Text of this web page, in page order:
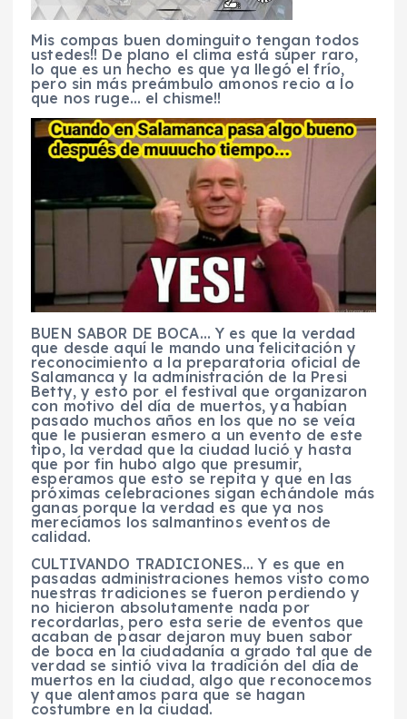
Mis compas buen dominguito tengan todos
ustedes!! De plano el clima está súper raro,
lo que es un hecho es que ya llegó el frío,
pero sin más preámbulo amonos recio a lo
que nos ruge… el chisme!!
BUEN SABOR DE BOCA… Y es que la verdad
que desde aquí le mando una felicitación y
reconocimiento a la preparatoria oficial de
Salamanca y la administración de la Presi
Betty, y esto por el festival que organizaron
con motivo del día de muertos, ya habían
pasado muchos años en los que no se veía
que le pusieran esmero a un evento de este
tipo, la verdad que la ciudad lució y hasta
que por fin hubo algo que presumir,
esperamos que esto se repita y que en las
próximas celebraciones sigan echándole más
ganas porque la verdad es que ya nos
merecíamos los salmantinos eventos de
calidad.
CULTIVANDO TRADICIONES… Y es que en
pasadas administraciones hemos visto como
nuestras tradiciones se fueron perdiendo y
no hicieron absolutamente nada por
recordarlas, pero esta serie de eventos que
acaban de pasar dejaron muy buen sabor
de boca en la ciudadanía a grado tal que de
verdad se sintió viva la tradición del día de
muertos en la ciudad, algo que reconocemos
y que alentamos para que se hagan
costumbre en la ciudad.